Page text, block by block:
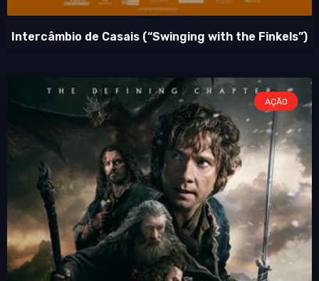
Intercâmbio de Casais (“Swinging with the Finkels”)
AÇÃO